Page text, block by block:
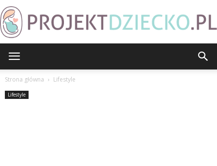
Strona główna Lifestyle
Lifestyle